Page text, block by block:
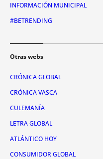
INFORMACIÓN MUNICIPAL
#BETRENDING
Otras webs
CRÓNICA GLOBAL
CRÓNICA VASCA
CULEMANÍA
LETRA GLOBAL
ATLÁNTICO HOY
CONSUMIDOR GLOBAL